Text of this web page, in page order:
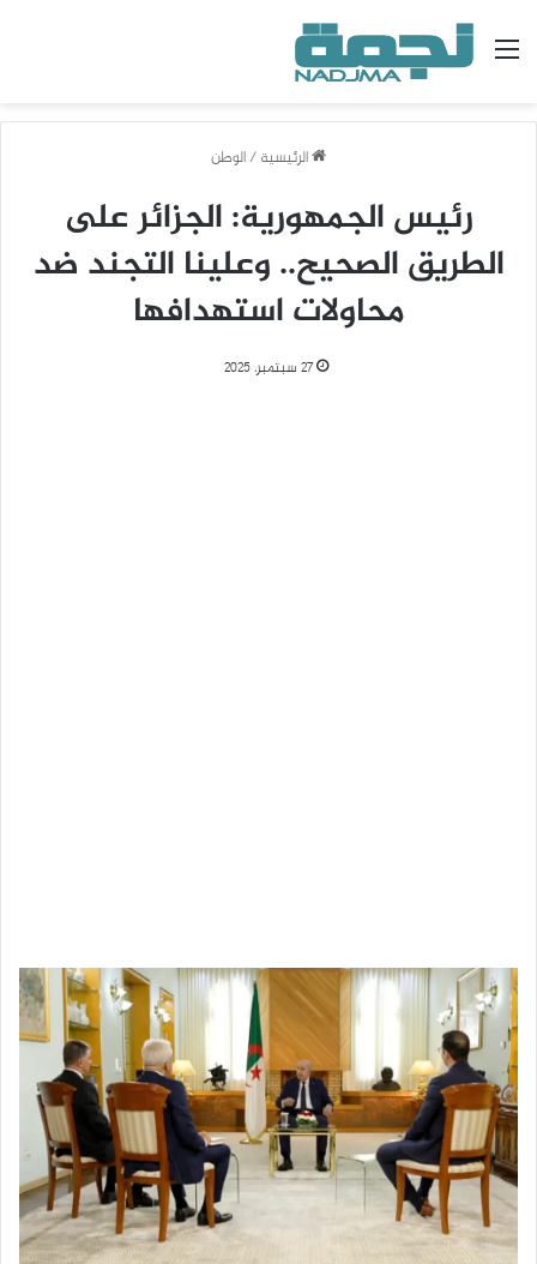
القائمة
الرئيسية/الوطن
رئيس الجمهورية: الجزائر على
الطريق الصحيح.. وعلينا التجند ضد
محاولات استهدافها
27 سبتمبر، 2025